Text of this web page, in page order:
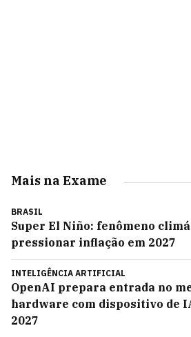
Mais na Exame
BRASIL
Super El Niño: fenômeno
pressionar inflação em 2027
INTELIGÊNCIA ARTIFICIAL
OpenAI prepara entrada no
hardware com dispositivo de
2027